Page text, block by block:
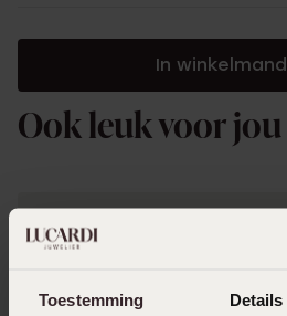
Toestemming Details
In winkelmand
Ook leuk voor jou